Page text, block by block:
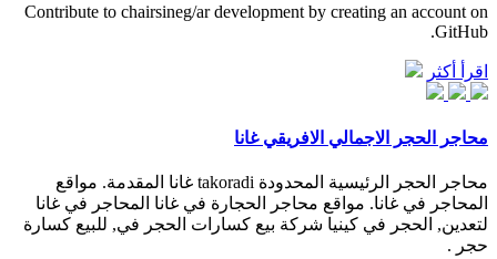
Contribute to chairsineg/ar development by creating an account on
GitHub.
اقرأ أكثر
محاجر الحجر الاجمالي الافريقي غانا
محاجر الحجر الرئيسية المحدودة takoradi غانا المقدمة. مواقع
المحاجر في غانا. مواقع محاجر الحجارة في غانا المحاجر في غانا
لتعدين, الحجر في كينيا شركة بيع كسارات الحجر في, للبيع كسارة
حجر .